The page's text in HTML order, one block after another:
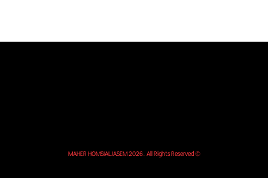
© MAHER HOMSIALJASEM 2026. All Rights Reserved